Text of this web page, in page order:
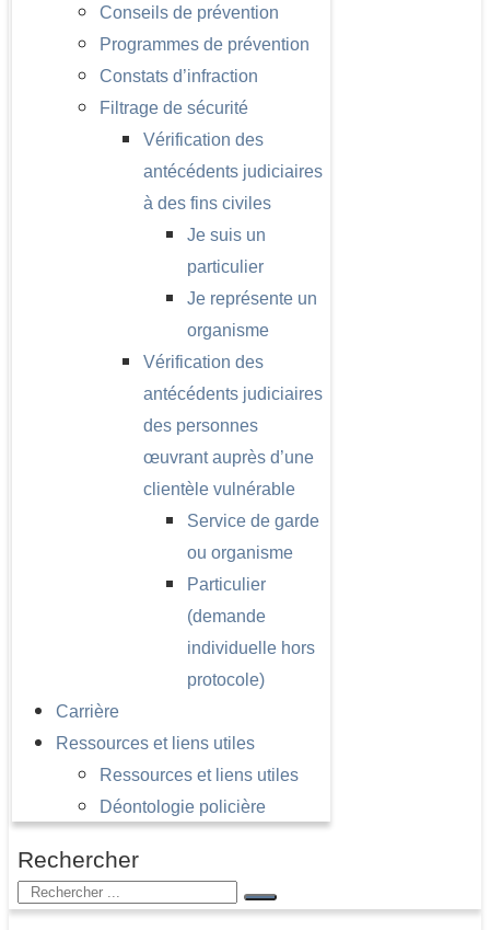
Conseils de prévention
Programmes de prévention
Constats d’infraction
Filtrage de sécurité
Vérification des
antécédents judiciaires
à des fins civiles
Je suis un
particulier
Je représente un
organisme
Vérification des
antécédents judiciaires
des personnes
œuvrant auprès d’une
clientèle vulnérable
Service de garde
ou organisme
Particulier
(demande
individuelle hors
protocole)
Carrière
Ressources et liens utiles
Ressources et liens utiles
Déontologie policière
Rechercher